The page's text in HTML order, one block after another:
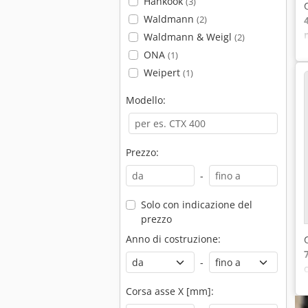
Waldmann (2)
Waldmann & Weigl (2)
ONA (1)
Weipert (1)
Modello:
Prezzo:
-
Solo con indicazione del
prezzo
Anno di costruzione:
-
Corsa asse X [mm]: